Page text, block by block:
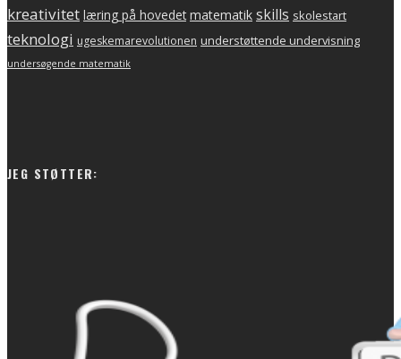
kreativitet læring på hovedet matematik skills skolestart
teknologi ugeskemarevolutionen understøttende undervisning
undersøgende matematik
JEG STØTTER: